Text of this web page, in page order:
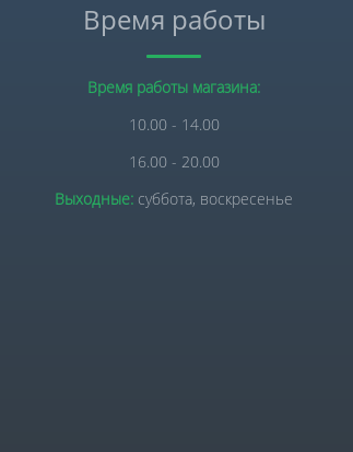
Время работы
Время работы магазина:
10.00 - 14.00
16.00 - 20.00
Выходные: суббота, воскресенье